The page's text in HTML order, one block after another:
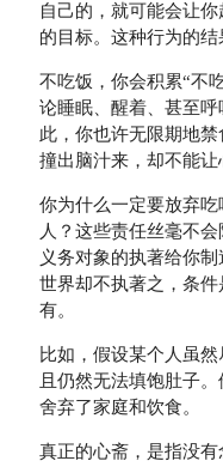
自己的，就可能会让
的目标。这种行为的
不吃饭，你会积累“不
论睡眠、醒着、甚至
此，你也许无限期地
撞出脑汁来，却不能让
你为什么一定要放弃
人？这些责任丝毫不
义务对象的执著给你
世界却不执著之，条
有。
比如，假设某个人虽
且仍然无法填饱肚子
舍弃了家庭和饮食。
真正的心斋，是指没